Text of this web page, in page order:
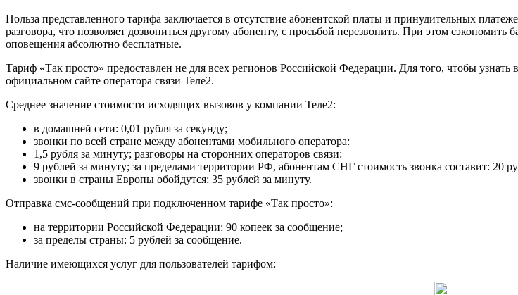
Польза представленного тарифа заключается в отсутствие абонентской платы и принудительных
разговора, что позволяет дозвониться другому абоненту, с просьбой перезвонить. При этом
оповещения абсолютно бесплатные.
Тариф «Так просто» предоставлен не для всех регионов Российской Федерации. Для того, чтобы узнать
официальном сайте оператора связи Теле2.
Среднее значение стоимости исходящих вызовов у компании Теле2:
в домашней сети: 0,01 рубля за секунду;
звонки по всей стране между абонентами мобильного оператора:
1,5 рубля за минуту; разговоры на сторонних операторов связи:
9 рублей за минуту; за пределами территории РФ, абонентам СНГ стоимость звонка составит: 20
звонки в страны Европы обойдутся: 35 рублей за минуту.
Отправка смс-сообщений при подключенном тарифе «Так просто»:
на территории Российской Федерации: 90 копеек за сообщение;
за пределы страны: 5 рублей за сообщение.
Наличие имеющихся услуг для пользователей тарифом: